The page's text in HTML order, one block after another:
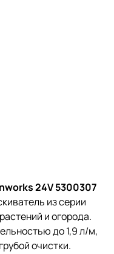
24V 5300307
из серии
и огорода.
до 1,9 л/м,
очистки.